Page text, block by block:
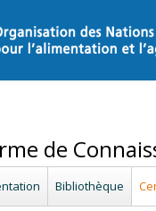
de
Bibliothèque